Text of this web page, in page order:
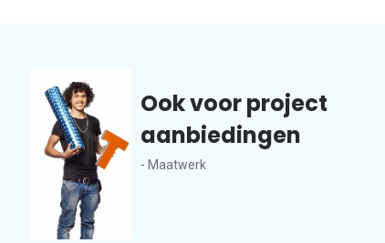
Ook voor project
aanbiedingen
- Maatwerk